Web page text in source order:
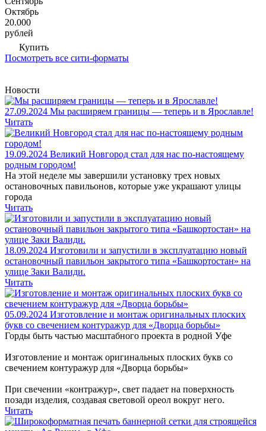
Октябрь
20.000
рублей
Купить
Посмотреть все сити-форматы
Новости
27.09.2024 Мы расширяем границы — теперь и в Ярославле!
Читать
19.09.2024 Великий Новгород стал для нас по-настоящему
родным городом!
На этой неделе мы завершили установку трех новых
остановочных павильонов, которые уже украшают улицы
города
Читать
18.09.2024 Изготовили и запустили в эксплуатацию новый
остановочный павильон закрытого типа «Башкортостан» на
улице Заки Валиди.
Читать
05.09.2024 Изготовление и монтаж оригинальных плоских
букв со свечением контуражур для «Дворца борьбы»
Горды быть частью масштабного проекта в родной Уфе
Изготовление и монтаж оригинальных плоских букв со
свечением контуражур для «Дворца борьбы»
При свечении «контражур», свет падает на поверхность
позади изделия, создавая световой ореол вокруг него.
Читать